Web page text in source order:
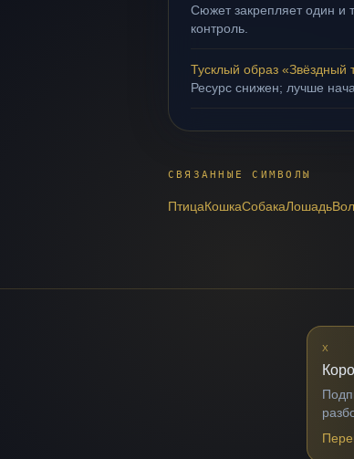
Сюжет закрепляет один и
контроль.
Тусклый образ «Звёздный
Ресурс снижен; лучше
СВЯЗАННЫЕ СИМВОЛЫ
ПтицаКошкаСобакаЛошадь
X